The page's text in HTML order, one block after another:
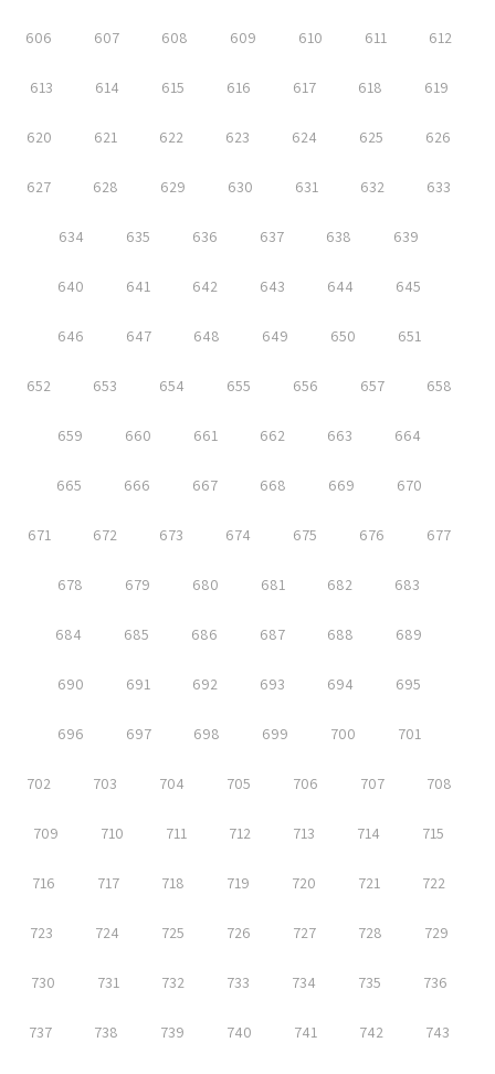
606 607 608 609 610 611 612
613 614 615 616 617 618 619
620 621 622 623 624 625 626
627 628 629 630 631 632 633
634 635 636 637 638 639
640 641 642 643 644 645
646 647 648 649 650 651
652 653 654 655 656 657 658
659 660 661 662 663 664
665 666 667 668 669 670
671 672 673 674 675 676 677
678 679 680 681 682 683
684 685 686 687 688 689
690 691 692 693 694 695
696 697 698 699 700 701
702 703 704 705 706 707 708
709 710 711 712 713 714 715
716 717 718 719 720 721 722
723 724 725 726 727 728 729
730 731 732 733 734 735 736
737 738 739 740 741 742 743